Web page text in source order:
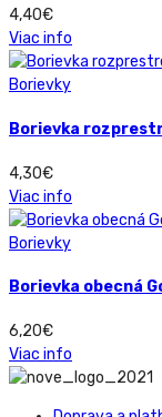
4,40€
Viac info
Borievky
Borievka
4,30€
Viac info
Borievky
Borievka obecná
6,20€
Viac info